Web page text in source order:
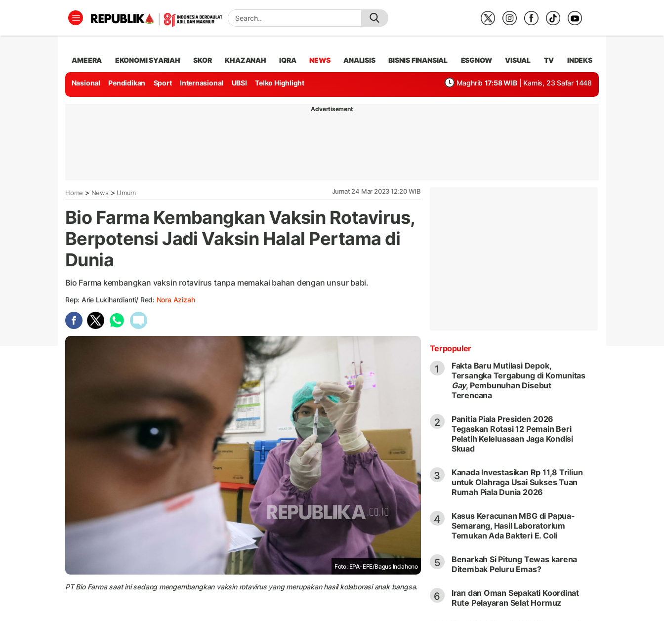
AMEERA EKONOMI SYARIAH SKOR KHAZANAH IQRA NEWS ANALISIS BISNIS FINANSIAL ESGNOW VISUAL TV INDEKS
Nasional Pendidikan Sport Internasional UBSI Telko Highlight Maghrib 17:58 WIB | Kamis, 23 Safar 1448
Advertisement
Home > News > Umum Jumat 24 Mar 2023 12:20 WIB
Bio Farma Kembangkan Vaksin Rotavirus,
Berpotensi Jadi Vaksin Halal Pertama di
Dunia
Bio Farma kembangkan vaksin rotavirus tanpa memakai bahan dengan unsur babi.
Rep: Arie Lukihardianti/ Red: Nora Azizah
Foto: EPA-EFE/Bagus Indahono
PT Bio Farma saat ini sedang mengembangkan vaksin rotavirus yang merupakan hasil kolaborasi anak bangsa.
Terpopuler
1
Fakta Baru Mutilasi Depok,
Tersangka Tergabung di Komunitas
Gay, Pembunuhan Disebut
Terencana
2
Panitia Piala Presiden 2026
Tegaskan Rotasi 12 Pemain Beri
Pelatih Keleluasaan Jaga Kondisi
Skuad
3
Kanada Investasikan Rp 11,8 Triliun
untuk Olahraga Usai Sukses Tuan
Rumah Piala Dunia 2026
4
Kasus Keracunan MBG di Papua-
Semarang, Hasil Laboratorium
Temukan Ada Bakteri E. Coli
5
Benarkah Si Pitung Tewas karena
Ditembak Peluru Emas?
6
Iran dan Oman Sepakati Koordinat
Rute Pelayaran Selat Hormuz